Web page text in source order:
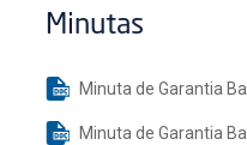
Minutas
Minuta de Garantia
Minuta de Garantia